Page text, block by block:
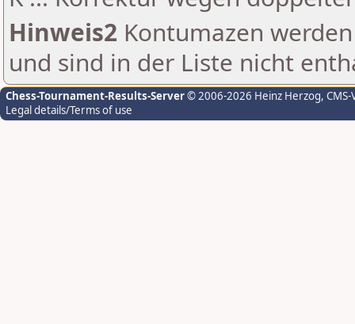
Hinweis2 Kontumazen
und sind in der Liste nicht
Chess-Tournament-Results-Server© 2006-2026 Heinz Herzog,
Legal details/Terms of use